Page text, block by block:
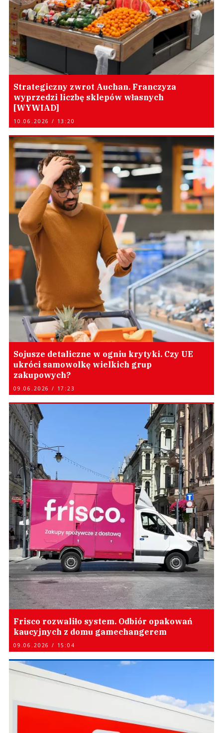
Strategiczny zwrot Auchan. Franczyza
wyprzedzi liczbę sklepów własnych
[WYWIAD]
10.06.2026 / 13:20
Sojusze detaliczne w ogniu krytyki. Czy UE
ukróci samowolkę wielkich grup
zakupowych?
09.06.2026 / 17:23
Frisco rozwaliło system. Odbiór opakowań
kaucyjnych z domu gamechangerem
09.06.2026 / 15:04